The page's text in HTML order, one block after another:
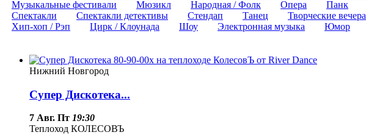
Музыкальные фестивали
Мюзикл Народная / Фолк Опера Панк
Спектакли
Спектакли детективы Стендап Танец Творческие вечера
Хип-хоп / Рэп
Цирк / Клоунада Шоу Электронная музыка Юмор
Нижний Новгород
Супер Дискотека...
7 Авг. Пт 19:30
Теплоход КОЛЕСОВЪ